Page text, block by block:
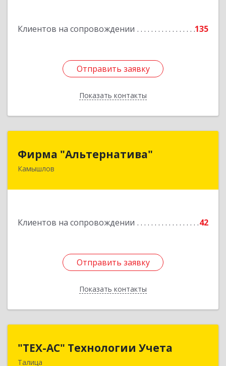
Клиентов на сопровождении 135
Отправить заявку
Показать контакты
Отправить заявку
Назад
Фирма "Альтернатива"
Камышлов
Клиентов на сопровождении 42
Отправить заявку
Показать контакты
624860, Свердловская обл, Камышлов г, Ленина
Отправить заявку
Назад
"ТЕХ-АС" Технологии Учета
Талица